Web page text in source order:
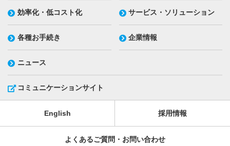
効率化・低コスト化 サービス・ソリューション
各種お手続き 企業情報
ニュース
コミュニケーションサイト
English 採用情報
よくあるご質問・お問い合わせ